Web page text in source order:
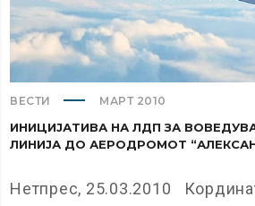
ВЕСТИ МАРТ 2010
ИНИЦИЈАТИВА НА ЛДП ЗА
ЛИНИЈА ДО АЕРОДРОМОТ
Нетпрес, 25.03.2010